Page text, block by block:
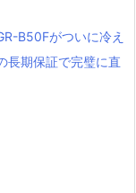
B50Fがついに冷え
長期保証で完璧に直